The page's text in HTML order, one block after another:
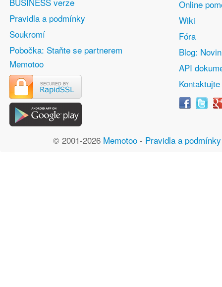
Pravidla a podmínky
Soukromí
Pobočka: Staňte se partnerem
Memotoo
Online
Wiki
Fóra
Blog:
API
© 2001-2026 Memotoo- Pravidla a podmínky